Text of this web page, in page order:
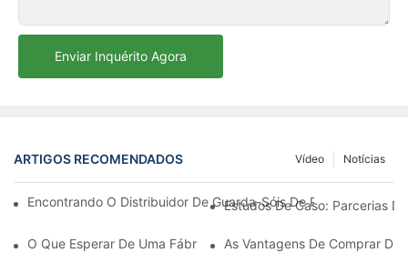
Enviar Inquérito Agora
ARTIGOS RECOMENDADOS Notícias
Vídeo
Encontrando O Distribuidor De Guarda-Sóis De Praia Ideal
Estudos De Caso: Parcerias
O Que Esperar De Uma Fábrica De Cadeiras De Descanso
As Vantagens De Comprar